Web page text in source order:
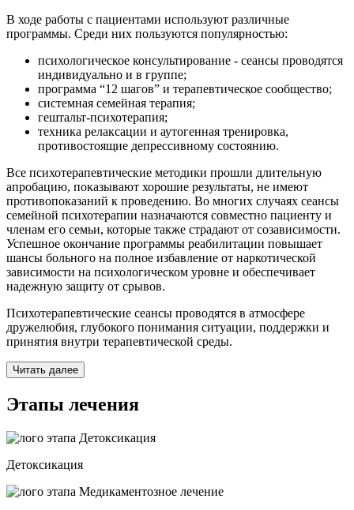
В ходе работы с пациентами используют различные
программы. Среди них пользуются популярностью:
психологическое консультирование - сеансы проводятся
индивидуально и в группе;
программа “12 шагов” и терапевтическое сообщество;
системная семейная терапия;
гештальт-психотерапия;
техника релаксации и аутогенная тренировка,
противостоящие депрессивному состоянию.
Все психотерапевтические методики прошли длительную
апробацию, показывают хорошие результаты, не имеют
противопоказаний к проведению. Во многих случаях сеансы
семейной психотерапии назначаются совместно пациенту и
членам его семьи, которые также страдают от созависимости.
Успешное окончание программы реабилитации повышает
шансы больного на полное избавление от наркотической
зависимости на психологическом уровне и обеспечивает
надежную защиту от срывов.
Психотерапевтические сеансы проводятся в атмосфере
дружелюбия, глубокого понимания ситуации, поддержки и
принятия внутри терапевтической среды.
Читать далее
Этапы лечения
Детоксикация